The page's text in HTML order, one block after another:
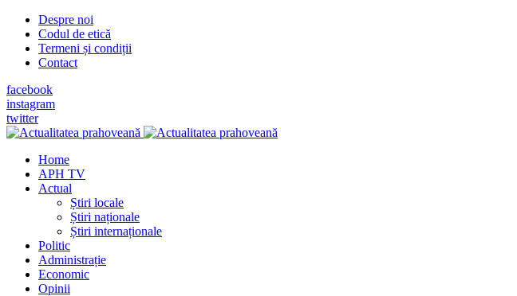
Despre noi
Codul de etică
Termeni și condiții
Contact
facebook
instagram
twitter
Home
APH TV
Actual
Știri locale
Știri naționale
Știri internaționale
Politic
Administrație
Economic
Opinii